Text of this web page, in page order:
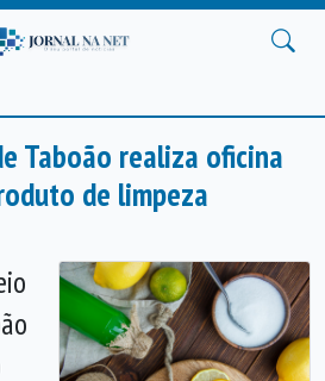
Taboão realiza oficina
de limpeza